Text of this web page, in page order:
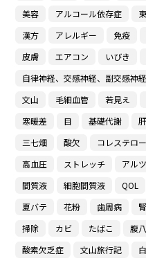
美容
アルコール依存症
漢方
アレルギー 免疫
皮膚
エアコン いびき
自律神経、交感神経、副交感神
文山
毛細血管 若見え
寒暖差
目 基礎代謝
三七畑
酸欠 コレステロ
高血圧
ストレッチ アル
間質液
細胞間質液 QOL
夏バテ
花粉 歯周病
掃除
カビ たばこ 腹
酸素欠乏症
文山旅行記